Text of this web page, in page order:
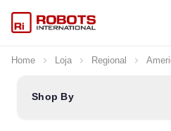
Home Loja Regional
Shop By